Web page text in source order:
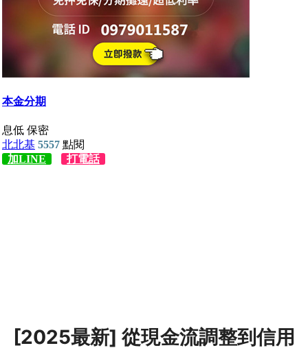
[2025最新] 從現金流調整到信用